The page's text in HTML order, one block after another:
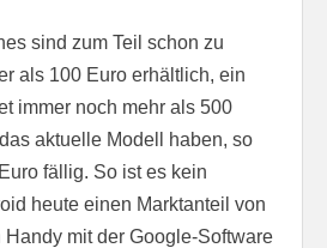
sind zum Teil schon zu
als 100 Euro erhältlich, ein
immer noch mehr als 500
aktuelle Modell haben, so
fällig. So ist es kein
heute einen Marktanteil von
mit der Google-Software